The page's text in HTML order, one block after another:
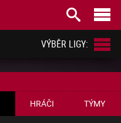
 
VÝBĚR LIGY: 
HRÁČI TÝMY